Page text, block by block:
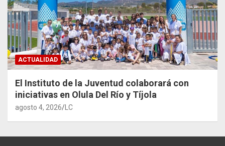
ACTUALIDAD
El Instituto de la Juventud colaborará con
iniciativas en Olula Del Río y Tíjola
agosto 4, 2026 LC